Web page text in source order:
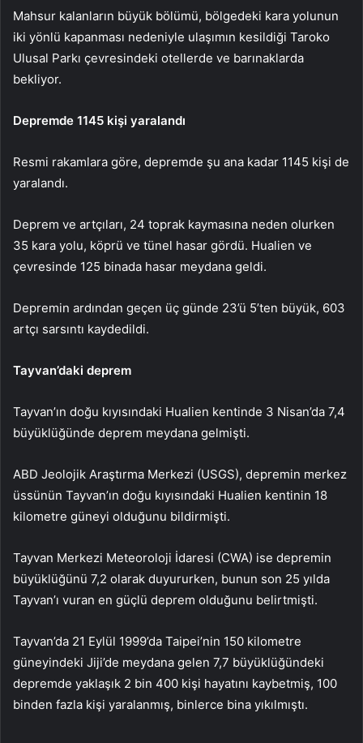
Mahsur kalanların büyük bölümü, bölgedeki kara yolunun
iki yönlü kapanması nedeniyle ulaşımın kesildiği Taroko
Ulusal Parkı çevresindeki otellerde ve barınaklarda
bekliyor.
Depremde 1145 kişi yaralandı
Resmi rakamlara göre, depremde şu ana kadar 1145 kişi de
yaralandı.
Deprem ve artçıları, 24 toprak kaymasına neden olurken
35 kara yolu, köprü ve tünel hasar gördü. Hualien ve
çevresinde 125 binada hasar meydana geldi.
Depremin ardından geçen üç günde 23’ü 5’ten büyük, 603
artçı sarsıntı kaydedildi.
Tayvan’daki deprem
Tayvan’ın doğu kıyısındaki Hualien kentinde 3 Nisan’da 7,4
büyüklüğünde deprem meydana gelmişti.
ABD Jeolojik Araştırma Merkezi (USGS), depremin merkez
üssünün Tayvan’ın doğu kıyısındaki Hualien kentinin 18
kilometre güneyi olduğunu bildirmişti.
Tayvan Merkezi Meteoroloji İdaresi (CWA) ise depremin
büyüklüğünü 7,2 olarak duyururken, bunun son 25 yılda
Tayvan’ı vuran en güçlü deprem olduğunu belirtmişti.
Tayvan’da 21 Eylül 1999’da Taipei’nin 150 kilometre
güneyindeki Jiji’de meydana gelen 7,7 büyüklüğündeki
depremde yaklaşık 2 bin 400 kişi hayatını kaybetmiş, 100
binden fazla kişi yaralanmış, binlerce bina yıkılmıştı.